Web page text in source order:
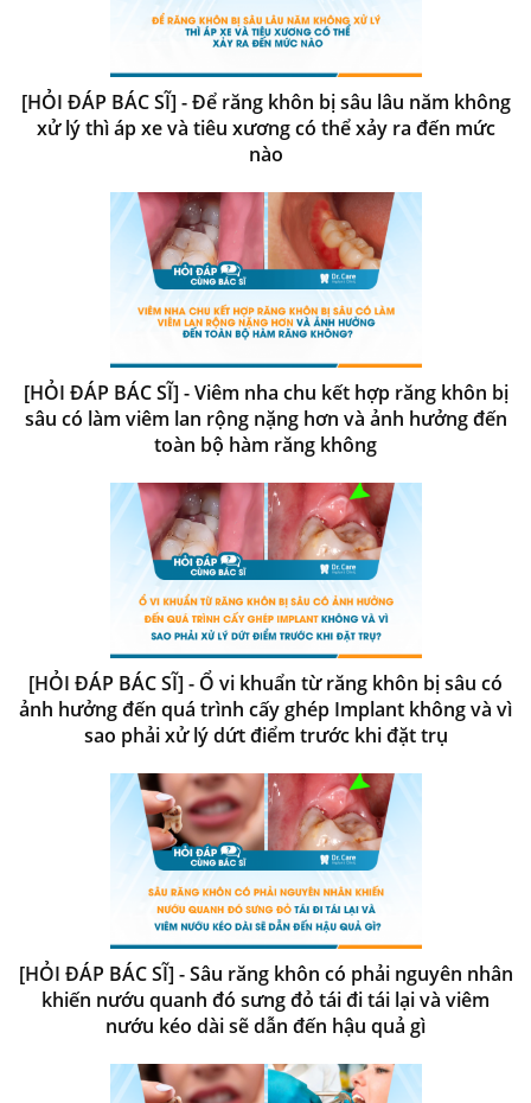
[HỎI ĐÁP BÁC SĨ] - Để răng khôn bị sâu lâu năm không
xử lý thì áp xe và tiêu xương có thể xảy ra đến mức
nào
[HỎI ĐÁP BÁC SĨ] - Viêm nha chu kết hợp răng khôn bị
sâu có làm viêm lan rộng nặng hơn và ảnh hưởng đến
toàn bộ hàm răng không
[HỎI ĐÁP BÁC SĨ] - Ổ vi khuẩn từ răng khôn bị sâu có
ảnh hưởng đến quá trình cấy ghép Implant không và vì
sao phải xử lý dứt điểm trước khi đặt trụ
[HỎI ĐÁP BÁC SĨ] - Sâu răng khôn có phải nguyên nhân
khiến nướu quanh đó sưng đỏ tái đi tái lại và viêm
nướu kéo dài sẽ dẫn đến hậu quả gì